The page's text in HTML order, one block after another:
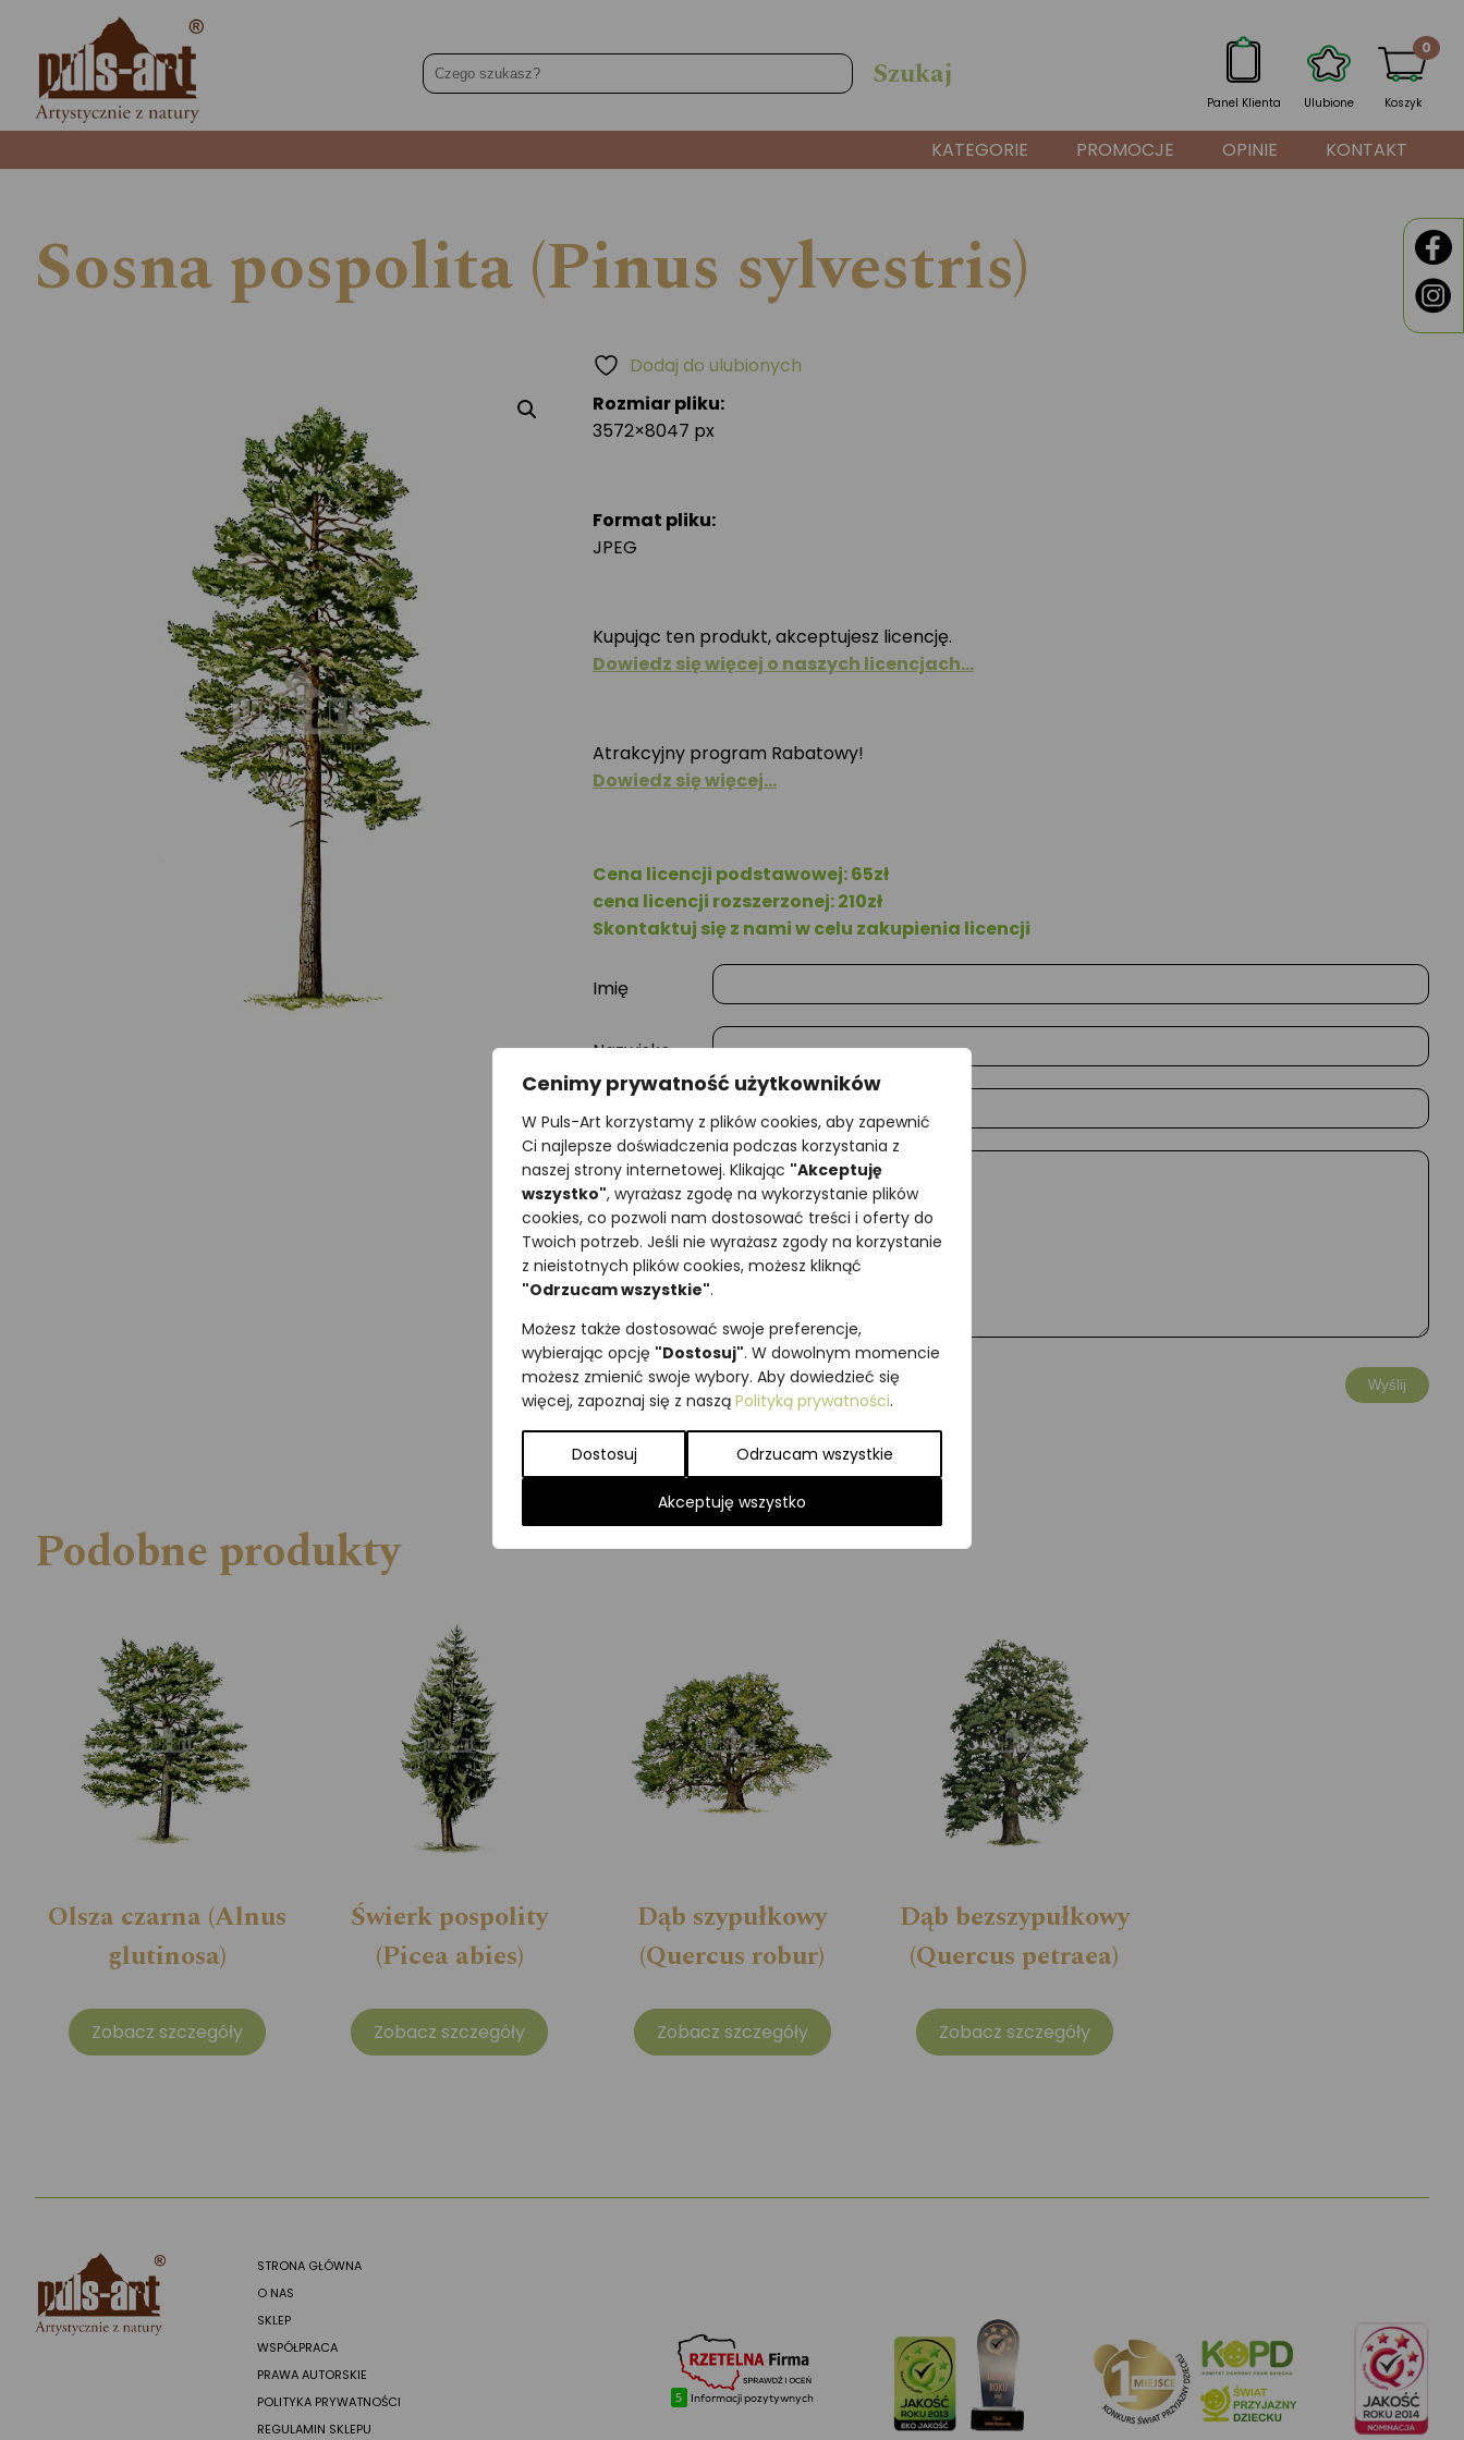
Cenimy prywatność użytkowników
W Puls-Art korzystamy z plików cookies, aby zapewnić
Ci najlepsze doświadczenia podczas korzystania z
naszej strony internetowej. Klikając "Akceptuję
wszystko", wyrażasz zgodę na wykorzystanie plików
cookies, co pozwoli nam dostosować treści i oferty do
Twoich potrzeb. Jeśli nie wyrażasz zgody na korzystanie
z nieistotnych plików cookies, możesz kliknąć
"Odrzucam wszystkie".
Możesz także dostosować swoje preferencje,
wybierając opcję "Dostosuj". W dowolnym momencie
możesz zmienić swoje wybory. Aby dowiedzieć się
więcej, zapoznaj się z naszą Polityką prywatności.
Dostosuj Odrzucam wszystkie
Akceptuję wszystko
Panel Klienta Ulubione Koszyk
0
KATEGORIE PROMOCJE OPINIE KONTAKT
Sosna pospolita (Pinus sylvestris)
Rozmiar pliku:
3572×8047 px
Format pliku:
JPEG
Kupując ten produkt, akceptujesz licencję.
Dowiedz się więcej o naszych licencjach…
Atrakcyjny program Rabatowy!
Dowiedz się więcej…
Cena licencji podstawowej: 65zł
cena licencji rozszerzonej: 210zł
Skontaktuj się z nami w celu zakupienia licencji
Imię
Nazwisko
E-mail
Wiadomość
Dodaj do ulubionych
Najniższa cena z ostatnich 30 dni:65,00zł
SKU:Brak danych
Kategorie:Drzewa,ILUSTRACJE
Podobne produkty
Olsza czarna (Alnus
glutinosa)
Zobacz szczegóły
Świerk pospolity
(Picea abies)
Zobacz szczegóły
Dąb szypułkowy
(Quercus robur)
Zobacz szczegóły
Dąb bezszypułkowy
(Quercus petraea)
Zobacz szczegóły
STRONA GŁÓWNA
O NAS
SKLEP
WSPÓŁPRACA
PRAWA AUTORSKIE
POLITYKA PRYWATNOŚCI
REGULAMIN SKLEPU